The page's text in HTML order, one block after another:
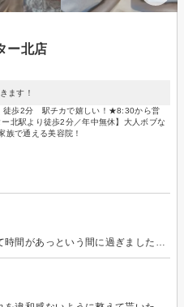
ー北店
ます！
徒歩2分 駅チカで嬉しい！★8:30から営
北駅より徒歩2分／年中無休】大人ボブな
族で通える美容院！